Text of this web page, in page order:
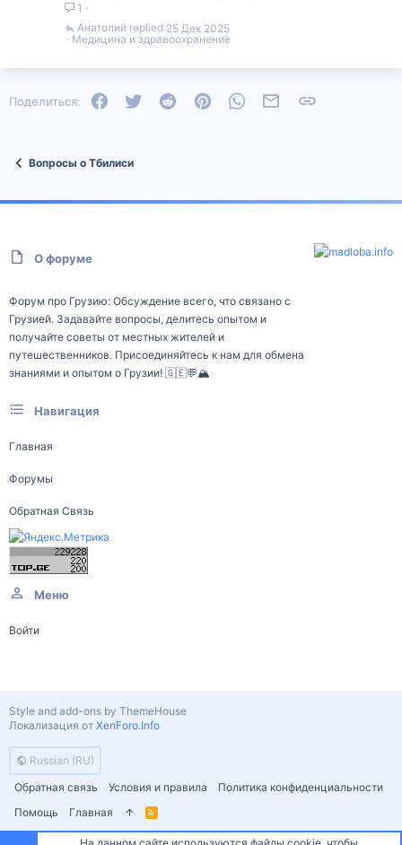
1
Медицина и здравоохранение
25 Дек 2025
Анатолий
Поделиться: FacebookTwitter Reddit PinterestWhatsAppЭлектронная почта
Вопросы о Тбилиси
О форуме
Форум про Грузию: Обсуждение всего, что связано с
Грузией. Задавайте вопросы, делитесь опытом и
получайте советы от местных жителей и
путешественников. Присоединяйтесь к нам для обмена
знаниями и опытом о Грузии! 🇬🇪💬🏔️
Навигация
Главная
Форумы
Обратная Связь
Меню
Войти
Russian (RU)
Обратная связь
Условия и правила
Политика конфиденциальности
Помощь
Главная
R
S
Style and add-ons by ThemeHouse
Локализация от XenForo.Info